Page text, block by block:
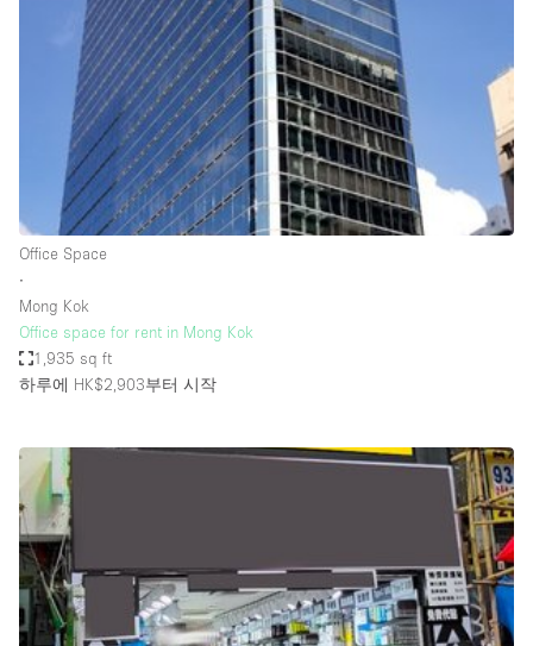
Photo / Filming Studio
Restaurant / Bar / Cafe
Rooftop
Salon
Shop Share
Stall / Market Stall
Unique Space
Warehouse
공간 기능
Bar
Bathroom
Office Space
∙
Mong Kok
Office space for rent in Mong Kok
1,935 sq ft
하루에 HK$2,903부터 시작